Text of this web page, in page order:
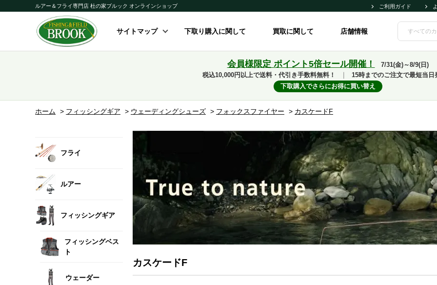
ルアー＆フライ専門店 杜の家ブルック オンラインショップ ご利用ガイド
サイトマップ 下取り購入に関して 買取に関して 店舗情報
会員様限定 ポイント5倍セール開催！
7/31(金)～8/9(日)
税込10,000円以上で送料・代引き手数料無料！
15時までのご注文で最短当日
下取購入でさらにお得に買い替え
ホーム > フィッシングギア > ウェーディングシューズ > フォックスファイヤー > カスケードF
フライ
ルアー
フィッシングギア
フィッシングベス
ト
ウェーダー
カスケードF